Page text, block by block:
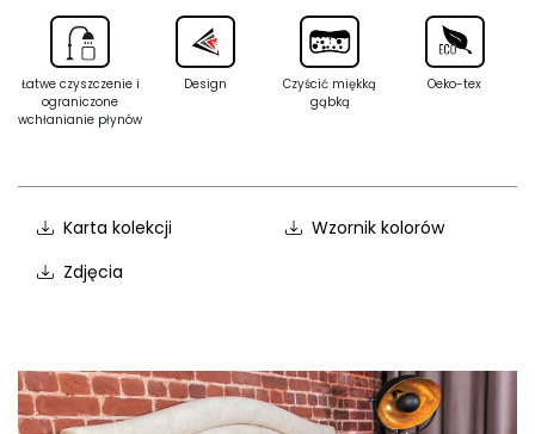
Łatwe czyszczenie i
ograniczone
wchłanianie płynów
Design
Czyścić miękką
gąbką
Oeko-tex
Karta kolekcji
Wzornik kolorów
Zdjęcia